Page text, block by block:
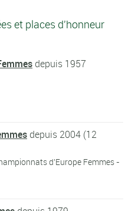
et places d'honneur
depuis 1957
depuis 2004 (12
d'Europe Femmes -